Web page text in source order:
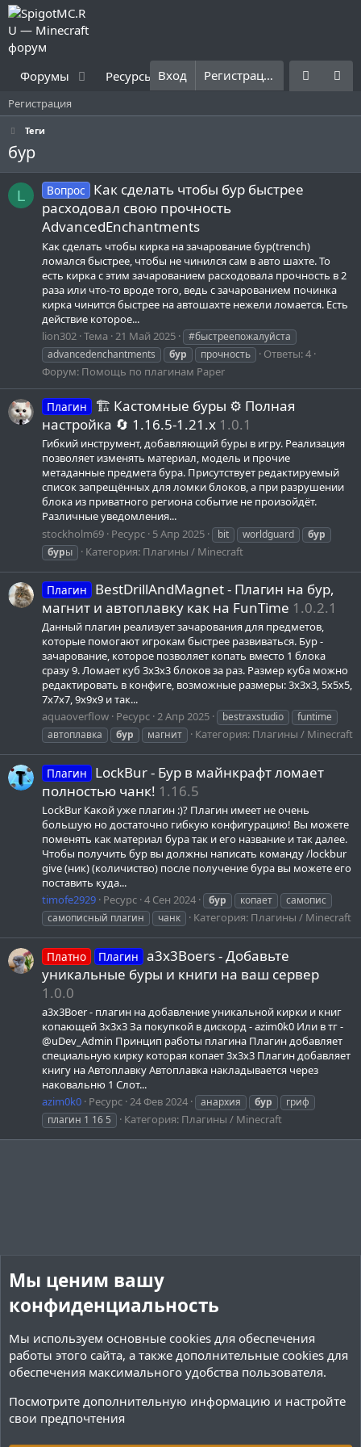
Форумы Ресурсы Что нового? Правила
Вход Регистрация
Регистрация
Теги
бур
L Вопрос
Как сделать чтобы бур быстрее
расходовал свою прочность
AdvancedEnchantments
Как сделать чтобы кирка на зачарование бур(trench)
ломался быстрее, чтобы не чинился сам в авто шахте. То
есть кирка с этим зачарованием расходовала прочность в 2
раза или что-то вроде того, ведь с зачарованием починка
кирка чинится быстрее на автошахте нежели ломается. Есть
действие которое...
lion302 Тема 21 Май 2025
#быстреепожалуйста
advancedenchantments
бур прочность
Ответы: 4
Форум: Помощь по плагинам Paper
Плагин
🏗️ Кастомные буры ⚙️ Полная
настройка 🔄 1.16.5-1.21.x 1.0.1
Гибкий инструмент, добавляющий буры в игру. Реализация
позволяет изменять материал, модель и прочие
метаданные предмета бура. Присутствует редактируемый
список запрещённых для ломки блоков, а при разрушении
блока из приватного региона событие не произойдёт.
Различные уведомления...
stockholm69 Ресурс 5 Апр 2025 bit worldguard
бур
буры Категория: Плагины / Minecraft
Плагин
BestDrillAndMagnet - Плагин на бур,
магнит и автоплавку как на FunTime 1.0.2.1
Данный плагин реализует зачарования для предметов,
которые помогают игрокам быстрее развиваться. Бур -
зачарование, которое позволяет копать вместо 1 блока
сразу 9. Ломает куб 3x3x3 блоков за раз. Размер куба можно
редактировать в конфиге, возможные размеры: 3x3x3, 5x5x5,
7x7x7, 9x9x9 и так...
aquaoverflow Ресурс 2 Апр 2025 bestraxstudio
funtime
автоплавка
бур магнит Категория: Плагины / Minecraft
Плагин
LockBur - Бур в майнкрафт ломает
полностью чанк! 1.16.5
LockBur Какой уже плагин :)? Плагин имеет не очень
большую но достаточно гибкую конфигурацию! Вы можете
поменять как материал бура так и его название и так далее.
Чтобы получить бур вы должны написать команду /lockbur
give (ник) (количиство) после получение бура вы можете его
поставить куда...
timofe2929 Ресурс 4 Сен 2024 бур копает
самопис
самописный плагин
чанк Категория: Плагины / Minecraft
Платно Плагин a3x3Boers - Добавьте
уникальные буры и книги на ваш сервер
1.0.0
a3x3Boer - плагин на добавление уникальной кирки и книг
копающей 3x3x3 За покупкой в дискорд - azim0k0 Или в тг -
@uDev_Admin Принцип работы плагина Плагин добавляет
специальную кирку которая копает 3x3x3 Плагин добавляет
книгу на Автоплавку Автоплавка накладывается через
наковальню 1 Слот...
azim0k0 Ресурс 24 Фев 2024 анархия бур
гриф
плагин 1 16 5
Категория: Плагины / Minecraft
Мы ценим вашу
конфиденциальность
Мы используем основные cookies для обеспечения
работы этого сайта, а также дополнительные cookies для
обеспечения максимального удобства пользователя.
Посмотрите дополнительную информацию и настройте
свои предпочтения